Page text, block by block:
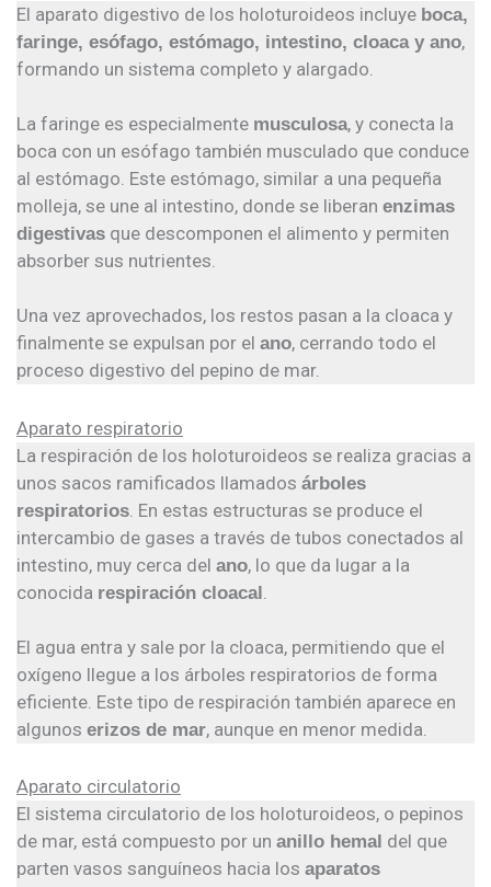
El aparato digestivo de los holoturoideos incluye boca,
faringe, esófago, estómago, intestino, cloaca y ano,
formando un sistema completo y alargado.
La faringe es especialmente musculosa, y conecta la
boca con un esófago también musculado que conduce
al estómago. Este estómago, similar a una pequeña
molleja, se une al intestino, donde se liberan enzimas
digestivas que descomponen el alimento y permiten
absorber sus nutrientes.
Una vez aprovechados, los restos pasan a la cloaca y
finalmente se expulsan por el ano, cerrando todo el
proceso digestivo del pepino de mar.
Aparato respiratorio
La respiración de los holoturoideos se realiza gracias a
unos sacos ramificados llamados árboles
respiratorios . En estas estructuras se produce el
intercambio de gases a través de tubos conectados al
intestino, muy cerca del ano, lo que da lugar a la
conocida respiración cloacal
El agua entra y sale por la cloaca, permitiendo que el
oxígeno llegue a los árboles respiratorios de forma
eficiente. Este tipo de respiración también aparece en
algunos erizos de mar, aunque en menor medida.
Aparato circulatorio
El sistema circulatorio de los holoturoideos, o pepinos
de mar, está compuesto por un anillo hemal del que
parten vasos sanguíneos hacia los aparatos